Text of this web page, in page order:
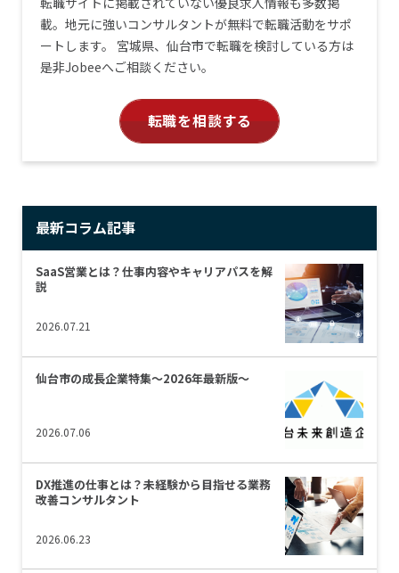
載。地元に強いコンサルタントが無料で転職活動をサポ
ートします。 宮城県、仙台市で転職を検討している方は
是非Jobeeへご相談ください。
転職を相談する
最新コラム記事
SaaS営業とは？仕事内容やキャリアパスを解
説
2026.07.21
仙台市の成長企業特集～2026年最新版～
2026.07.06
DX推進の仕事とは？未経験から目指せる業務
改善コンサルタント
2026.06.23